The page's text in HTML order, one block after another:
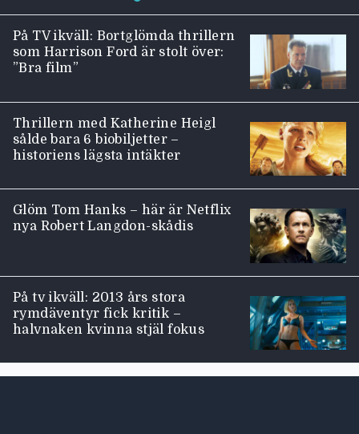
På TV ikväll: Bortglömda thrillern
som Harrison Ford är stolt över:
”Bra film”
Thrillern med Katherine Heigl
sålde bara 6 biobiljetter –
historiens lägsta intäkter
Glöm Tom Hanks – här är Netflix
nya Robert Langdon-skådis
På tv ikväll: 2013 års stora
rymdäventyr fick kritik –
halvnaken kvinna stjäl fokus